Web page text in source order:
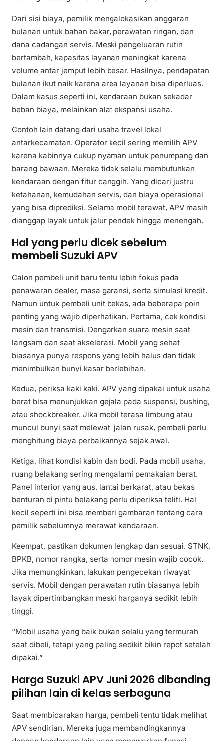
Dari sisi biaya, pemilik mengalokasikan anggaran
bulanan untuk bahan bakar, perawatan ringan, dan
dana cadangan servis. Meski pengeluaran rutin
bertambah, kapasitas layanan meningkat karena
volume antar jemput lebih besar. Hasilnya, pendapatan
bulanan ikut naik karena area layanan bisa diperluas.
Dalam kasus seperti ini, kendaraan bukan sekadar
beban biaya, melainkan alat ekspansi usaha.
Contoh lain datang dari usaha travel lokal
antarkecamatan. Operator kecil sering memilih APV
karena kabinnya cukup nyaman untuk penumpang dan
barang bawaan. Mereka tidak selalu membutuhkan
kendaraan dengan fitur canggih. Yang dicari justru
ketahanan, kemudahan servis, dan biaya operasional
yang bisa diprediksi. Selama mobil terawat, APV masih
dianggap layak untuk jalur pendek hingga menengah.
Hal yang perlu dicek sebelum
membeli Suzuki APV
Calon pembeli unit baru tentu lebih fokus pada
penawaran dealer, masa garansi, serta simulasi kredit.
Namun untuk pembeli unit bekas, ada beberapa poin
penting yang wajib diperhatikan. Pertama, cek kondisi
mesin dan transmisi. Dengarkan suara mesin saat
langsam dan saat akselerasi. Mobil yang sehat
biasanya punya respons yang lebih halus dan tidak
menimbulkan bunyi kasar berlebihan.
Kedua, periksa kaki kaki. APV yang dipakai untuk usaha
berat bisa menunjukkan gejala pada suspensi, bushing,
atau shockbreaker. Jika mobil terasa limbung atau
muncul bunyi saat melewati jalan rusak, pembeli perlu
menghitung biaya perbaikannya sejak awal.
Ketiga, lihat kondisi kabin dan bodi. Pada mobil usaha,
ruang belakang sering mengalami pemakaian berat.
Panel interior yang aus, lantai berkarat, atau bekas
benturan di pintu belakang perlu diperiksa teliti. Hal
kecil seperti ini bisa memberi gambaran tentang cara
pemilik sebelumnya merawat kendaraan.
Keempat, pastikan dokumen lengkap dan sesuai. STNK,
BPKB, nomor rangka, serta nomor mesin wajib cocok.
Jika memungkinkan, lakukan pengecekan riwayat
servis. Mobil dengan perawatan rutin biasanya lebih
layak dipertimbangkan meski harganya sedikit lebih
tinggi.
“Mobil usaha yang baik bukan selalu yang termurah
saat dibeli, tetapi yang paling sedikit bikin repot setelah
dipakai.”
Harga Suzuki APV Juni 2026 dibanding
pilihan lain di kelas serbaguna
Saat membicarakan harga, pembeli tentu tidak melihat
APV sendirian. Mereka juga membandingkannya